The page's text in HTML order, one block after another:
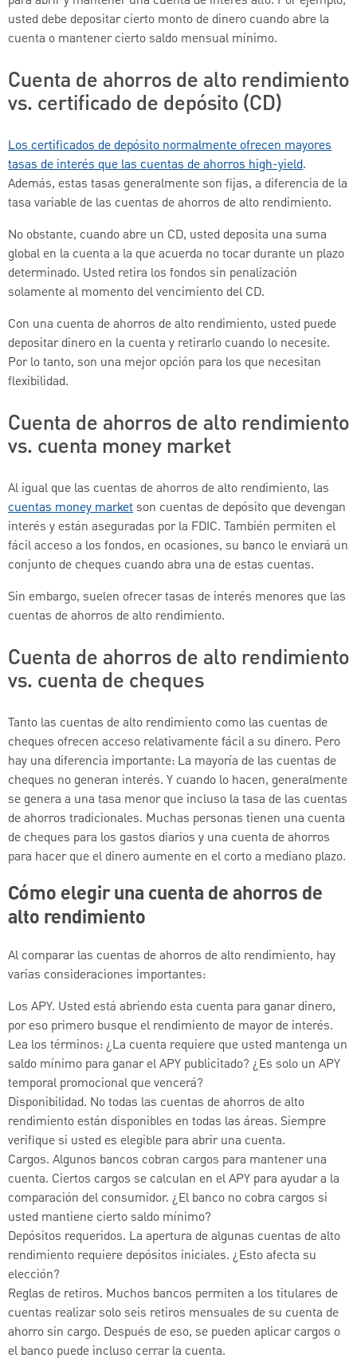
usted debe depositar cierto monto de dinero cuando abre la
cuenta o mantener cierto saldo mensual mínimo.
Cuenta de ahorros de alto rendimiento
vs. certificado de depósito (CD)
Los certificados de depósito normalmente ofrecen mayores
tasas de interés que las cuentas de ahorros high-yield.
Además, estas tasas generalmente son fijas, a diferencia de la
tasa variable de las cuentas de ahorros de alto rendimiento.
No obstante, cuando abre un CD, usted deposita una suma
global en la cuenta a la que acuerda no tocar durante un plazo
determinado. Usted retira los fondos sin penalización
solamente al momento del vencimiento del CD.
Con una cuenta de ahorros de alto rendimiento, usted puede
depositar dinero en la cuenta y retirarlo cuando lo necesite.
Por lo tanto, son una mejor opción para los que necesitan
flexibilidad.
Cuenta de ahorros de alto rendimiento
vs. cuenta money market
Al igual que las cuentas de ahorros de alto rendimiento, las
cuentas money marketson cuentas de depósito que devengan
interés y están aseguradas por la FDIC. También permiten el
fácil acceso a los fondos, en ocasiones, su banco le enviará un
conjunto de cheques cuando abra una de estas cuentas.
Sin embargo, suelen ofrecer tasas de interés menores que las
cuentas de ahorros de alto rendimiento.
Cuenta de ahorros de alto rendimiento
vs. cuenta de cheques
Tanto las cuentas de alto rendimiento como las cuentas de
cheques ofrecen acceso relativamente fácil a su dinero. Pero
hay una diferencia importante: La mayoría de las cuentas de
cheques no generan interés. Y cuando lo hacen, generalmente
se genera a una tasa menor que incluso la tasa de las cuentas
de ahorros tradicionales. Muchas personas tienen una cuenta
de cheques para los gastos diarios y una cuenta de ahorros
para hacer que el dinero aumente en el corto a mediano plazo.
Cómo elegir una cuenta de ahorros de
alto rendimiento
Al comparar las cuentas de ahorros de alto rendimiento, hay
varias consideraciones importantes:
Los APY. Usted está abriendo esta cuenta para ganar dinero,
por eso primero busque el rendimiento de mayor de interés.
Lea los términos: ¿La cuenta requiere que usted mantenga un
saldo mínimo para ganar el APY publicitado? ¿Es solo un APY
temporal promocional que vencerá?
Disponibilidad. No todas las cuentas de ahorros de alto
rendimiento están disponibles en todas las áreas. Siempre
verifique si usted es elegible para abrir una cuenta.
Cargos. Algunos bancos cobran cargos para mantener una
cuenta. Ciertos cargos se calculan en el APY para ayudar a la
comparación del consumidor. ¿El banco no cobra cargos si
usted mantiene cierto saldo mínimo?
Depósitos requeridos. La apertura de algunas cuentas de alto
rendimiento requiere depósitos iniciales. ¿Esto afecta su
elección?
Reglas de retiros. Muchos bancos permiten a los titulares de
cuentas realizar solo seis retiros mensuales de su cuenta de
ahorro sin cargo. Después de eso, se pueden aplicar cargos o
el banco puede incluso cerrar la cuenta.